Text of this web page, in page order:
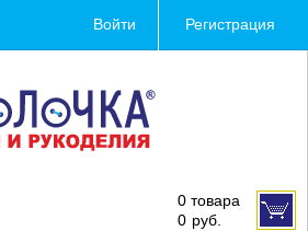
Войти Регистрация
0 товара
0 руб.